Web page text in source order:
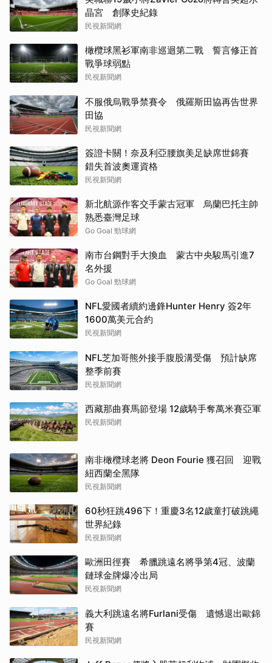
晶宮 創隊史紀錄
民視新聞網
橄欖球黑衫軍南非巡迴第二戰 誓言修正首
戰爭球弱點
民視新聞網
不服俄烏戰爭禁賽令 俄羅斯田協再告世界
田協
民視新聞網
簽證卡關！奈及利亞腰旗美足缺席世錦賽
錯失首波奧運資格
民視新聞網
新北航源作客交手蒙古冠軍 烏蘭巴托主帥
熟悉臺灣足球
Go Goal 勁球網
南市台鋼對手大換血 蒙古中央駿馬引進7
名外援
Go Goal 勁球網
NFL愛國者續約邊鋒Hunter Henry 簽2年
1600萬美元合約
民視新聞網
NFL芝加哥熊外接手腹股溝受傷 預計缺席
整季前賽
民視新聞網
西藏那曲賽馬節登場 12歲騎手奪萬米賽亞軍
民視新聞網
南非橄欖球老將 Deon Fourie 獲召回 迎戰
紐西蘭全黑隊
民視新聞網
60秒狂跳496下！重慶3名12歲童打破跳繩
世界紀錄
民視新聞網
歐洲田徑賽 希臘跳遠名將爭第4冠、波蘭
鏈球金牌爆冷出局
民視新聞網
義大利跳遠名將Furlani受傷 遺憾退出歐錦
賽
民視新聞網